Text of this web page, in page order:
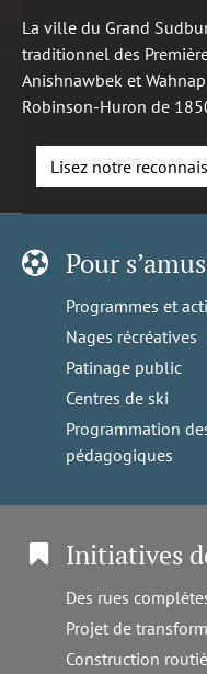
La ville du Grand
traditionnel des
Anishnawbek et
Robinson-Huron de
Lisez notre
Pour
Programmes et
Nages récréatives
Patinage public
Centres de ski
Programmation
pédagogiques
Initiatives
Des rues
Projet de
Construction